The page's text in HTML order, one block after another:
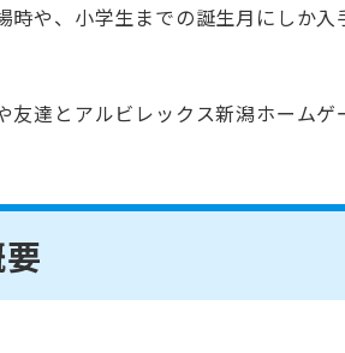
時や、小学生までの誕生月にしか
友達とアルビレックス新潟ホーム